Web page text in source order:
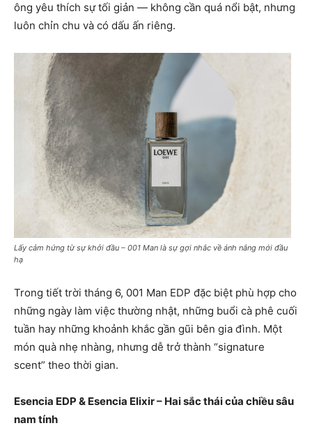
ông yêu thích sự tối giản — không cần quá nổi bật, nhưng
luôn chỉn chu và có dấu ấn riêng.
Lấy cảm hứng từ sự khởi đầu – 001 Man là sự gợi nhắc về ánh nắng mới đầu
hạ
Trong tiết trời tháng 6, 001 Man EDP đặc biệt phù hợp cho
những ngày làm việc thường nhật, những buổi cà phê cuối
tuần hay những khoảnh khắc gần gũi bên gia đình. Một
món quà nhẹ nhàng, nhưng dễ trở thành “signature
scent” theo thời gian.
Esencia EDP & Esencia Elixir – Hai sắc thái của chiều sâu
nam tính